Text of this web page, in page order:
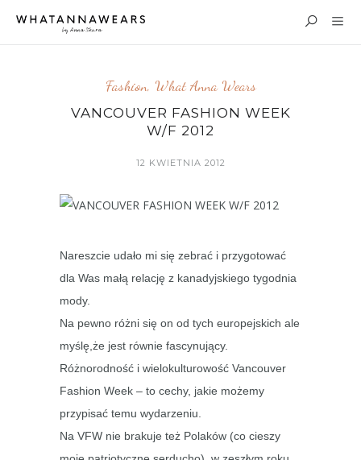
Fashion, What Anna Wears
VANCOUVER FASHION WEEK
W/F 2012
12 KWIETNIA 2012
Nareszcie udało mi się zebrać i przygotować
dla Was małą relację z kanadyjskiego tygodnia
mody.
Na pewno różni się on od tych europejskich ale
myślę,że jest równie fascynujący.
Różnorodność i wielokulturowość Vancouver
Fashion Week – to cechy, jakie możemy
przypisać temu wydarzeniu.
Na VFW nie brakuje też Polaków (co cieszy